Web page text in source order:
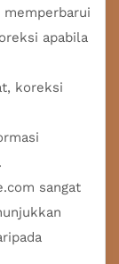
memperbarui
apabila
koreksi
sangat